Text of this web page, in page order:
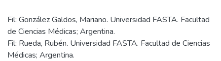
Fil: González Galdos, Mariano. Universidad FASTA. Facultad
de Ciencias Médicas; Argentina.
Fil: Rueda, Rubén. Universidad FASTA. Facultad de Ciencias
Médicas; Argentina.